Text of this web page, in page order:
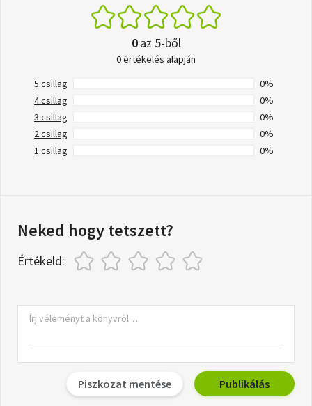
0az 5-ből
0 értékelés alapján
5 csillag
0%
4 csillag
0%
3 csillag
0%
2 csillag
0%
1 csillag
0%
Neked hogy tetszett?
Értékeld:
Piszkozat mentése Publikálás